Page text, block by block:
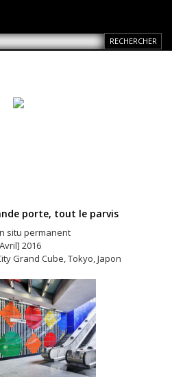
porte, tout le parvis
situ permanent
2016
Grand Cube, Tokyo, Japon